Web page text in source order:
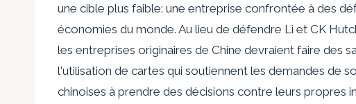
une cible plus faible: une entreprise confrontée à des
économies du monde. Au lieu de défendre Li et CK
les entreprises originaires de Chine devraient faire des
l'utilisation de cartes qui soutiennent les demandes de
chinoises à prendre des décisions contre leurs